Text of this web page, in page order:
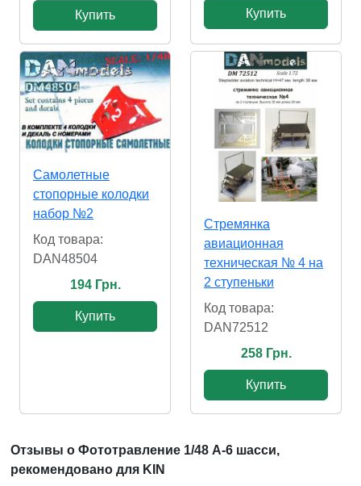
Купить Купить
Самолетные
стопорные колодки
набор №2
Код товара:
DAN48504
194 Грн.
Купить
Стремянка
авиационная
техническая № 4 на
2 ступеньки
Код товара:
DAN72512
258 Грн.
Купить
Отзывы о Фототравление 1/48 А-6 шасси,
рекомендовано для KIN